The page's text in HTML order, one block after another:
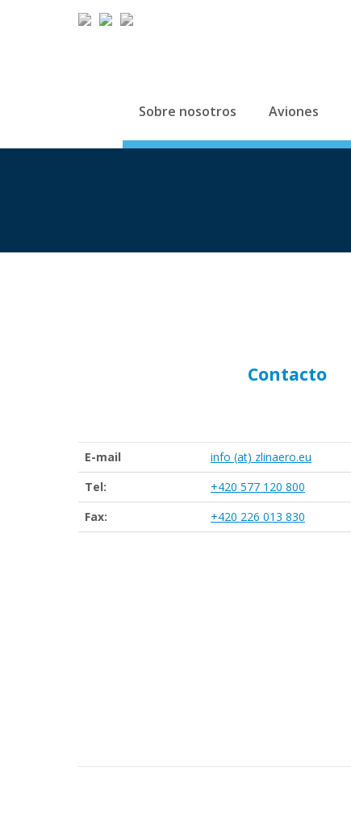
Sobre nosotros Aviones
Contacto
E-mail
info (at) zlinaero.eu
Tel:
+420 577 120 800
Fax:
+420 226 013 830